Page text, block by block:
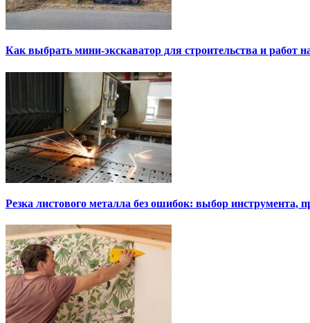
Как выбрать мини-экскаватор для строительства и работ
Резка листового металла без ошибок: выбор инструмента,